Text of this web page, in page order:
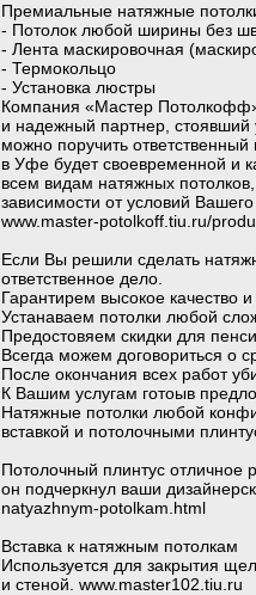
Премиальные натяжные
- Потолок любой ширины без
- Лента маскировочная
- Термокольцо
- Установка люстры
Компания «Мастер
и надежный партнер, стоявший
можно поручить
в Уфе будет своевременной и
всем видам натяжных
зависимости от условий
www.master-potolkoff.tiu.ru/
Если Вы решили сделать
ответственное дело.
Гарантирем высокое качество
Устанаваем потолки любой
Предостовяем скидки для
Всегда можем договориться о
После окончания всех работ
К Вашим услугам готоыв
Натяжные потолки любой
вставкой и потолочными
Потолочный плинтус отличное
он подчеркнул ваши
natyazhnym-potolkam.html
Вставка к натяжным потолкам
Используется для закрытия
и стеной. www.master102.tiu.ru